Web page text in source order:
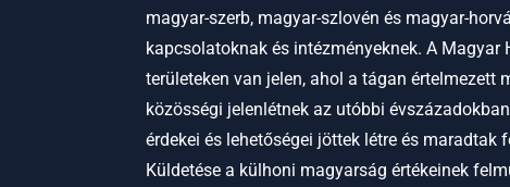
magyar-szerb, magyar-szlovén és magyar-
kapcsolatoknak és intézményeknek. A Magyar
területeken van jelen, ahol a tágan értelmezett
közösségi jelenlétnek az utóbbi
érdekei és lehetőségei jöttek létre és maradtak
Küldetése a külhoni magyarság értékeinek